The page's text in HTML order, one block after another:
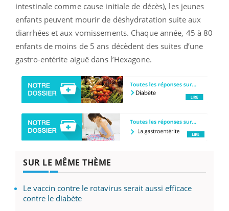
intestinale comme cause initiale de décès), les jeunes
enfants peuvent mourir de déshydratation suite aux
diarrhées et aux vomissements. Chaque année, 45 à 80
enfants de moins de 5 ans décèdent des suites d’une
gastro-entérite aiguë dans l’Hexagone.
SUR LE MÊME THÈME
Le vaccin contre le rotavirus serait aussi efficace
contre le diabète